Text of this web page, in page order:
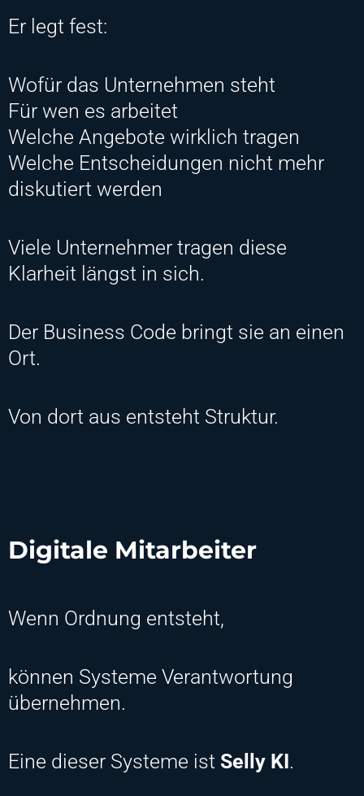
Er legt fest:
Wofür das Unternehmen steht
Für wen es arbeitet
Welche Angebote wirklich tragen
Welche Entscheidungen nicht mehr
diskutiert werden
Viele Unternehmer tragen diese
Klarheit längst in sich.
Der Business Code bringt sie an einen
Ort.
Von dort aus entsteht Struktur.
Digitale Mitarbeiter
Wenn Ordnung entsteht,
können Systeme Verantwortung
übernehmen.
Eine dieser Systeme ist Selly KI.